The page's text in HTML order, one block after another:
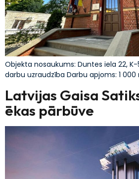
Objekta nosaukums: Duntes iela 22,
darbu uzraudzība Darbu apjoms: 1 000
Latvijas Gaisa
ēkas pārbūve